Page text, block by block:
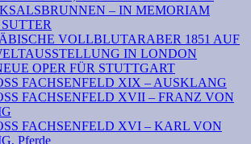
– IN MEMORIAM
VOLLBLUTARABER 1851 AUF
IN LONDON
OPER FÜR STUTTGART
FACHSENFELD XIX – AUSKLANG
FACHSENFELD XVII – FRANZ VON
FACHSENFELD XVI – KARL VON
Pferde